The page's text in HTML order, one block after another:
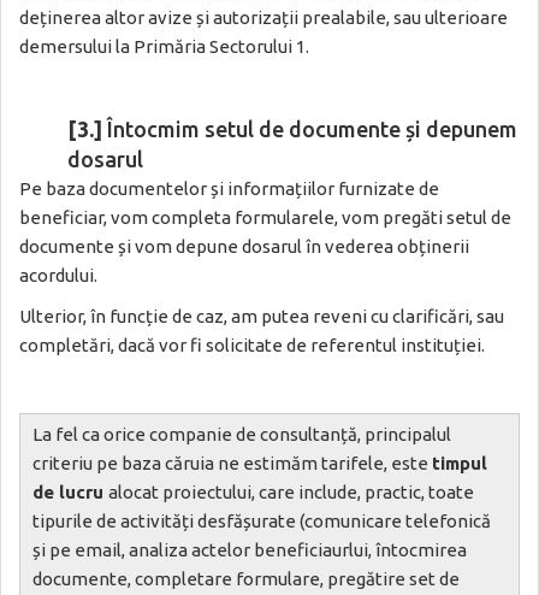
deținerea altor avize și autorizații prealabile, sau ulterioare
demersului la Primăria Sectorului 1.
[3.] Întocmim setul de documente și depunem
dosarul
Pe baza documentelor și informațiilor furnizate de
beneficiar, vom completa formularele, vom pregăti setul de
documente și vom depune dosarul în vederea obținerii
acordului.
Ulterior, în funcție de caz, am putea reveni cu clarificări, sau
completări, dacă vor fi solicitate de referentul instituției.
La fel ca orice companie de consultanță, principalul
criteriu pe baza căruia ne estimăm tarifele, este timpul
de lucru alocat proiectului, care include, practic, toate
tipurile de activități desfășurate (comunicare telefonică
și pe email, analiza actelor beneficiaurlui, întocmirea
documente, completare formulare, pregătire set de